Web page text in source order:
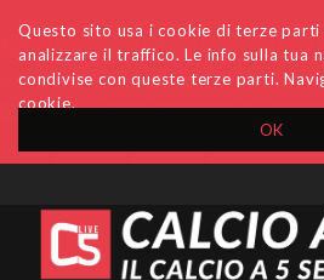
OK
Questo sito usa i cookie di terze
analizzare il traffico. Le info sulla tua
condivise con queste terze parti.
cookie.
Accedi Archivio Invio comunicati